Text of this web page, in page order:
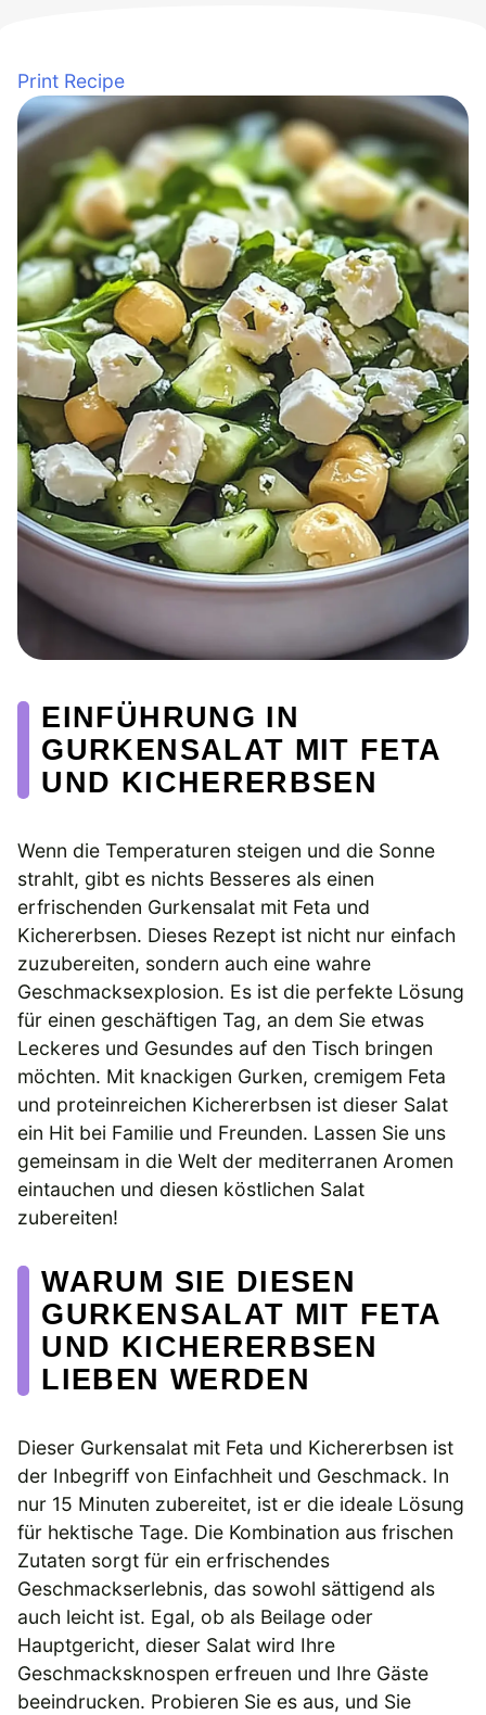
Print Recipe
EINFÜHRUNG IN
GURKENSALAT MIT FETA
UND KICHERERBSEN
Wenn die Temperaturen steigen und die Sonne
strahlt, gibt es nichts Besseres als einen
erfrischenden Gurkensalat mit Feta und
Kichererbsen. Dieses Rezept ist nicht nur einfach
zuzubereiten, sondern auch eine wahre
Geschmacksexplosion. Es ist die perfekte Lösung
für einen geschäftigen Tag, an dem Sie etwas
Leckeres und Gesundes auf den Tisch bringen
möchten. Mit knackigen Gurken, cremigem Feta
und proteinreichen Kichererbsen ist dieser Salat
ein Hit bei Familie und Freunden. Lassen Sie uns
gemeinsam in die Welt der mediterranen Aromen
eintauchen und diesen köstlichen Salat
zubereiten!
WARUM SIE DIESEN
GURKENSALAT MIT FETA
UND KICHERERBSEN
LIEBEN WERDEN
Dieser Gurkensalat mit Feta und Kichererbsen ist
der Inbegriff von Einfachheit und Geschmack. In
nur 15 Minuten zubereitet, ist er die ideale Lösung
für hektische Tage. Die Kombination aus frischen
Zutaten sorgt für ein erfrischendes
Geschmackserlebnis, das sowohl sättigend als
auch leicht ist. Egal, ob als Beilage oder
Hauptgericht, dieser Salat wird Ihre
Geschmacksknospen erfreuen und Ihre Gäste
beeindrucken. Probieren Sie es aus, und Sie